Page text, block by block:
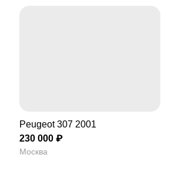
Peugeot 307 2001
230 000 ₽
Москва